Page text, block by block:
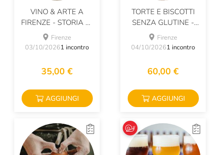
VINO & ARTE A
FIRENZE - STORIA DI
UN LEGAME
Firenze
03/10/20261 incontro
35,00 €
AGGIUNGI
TORTE E BISCOTTI
SENZA GLUTINE -
CORSO DI
PASTICCERIA
Firenze
04/10/20261 incontro
60,00 €
AGGIUNGI